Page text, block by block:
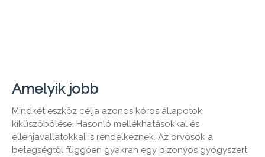
Amelyik jobb
Mindkét eszköz célja azonos kóros állapotok
kiküszöbölése. Hasonló mellékhatásokkal és
ellenjavallatokkal is rendelkeznek. Az orvosok a
betegségtől függően gyakran egy bizonyos gyógyszert